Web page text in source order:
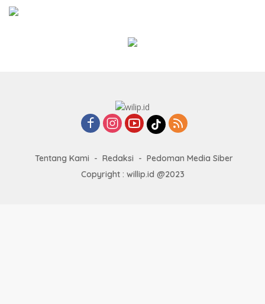
Tentang Kami Redaksi
Pedoman Media Siber
Copyright : willip.id @2023